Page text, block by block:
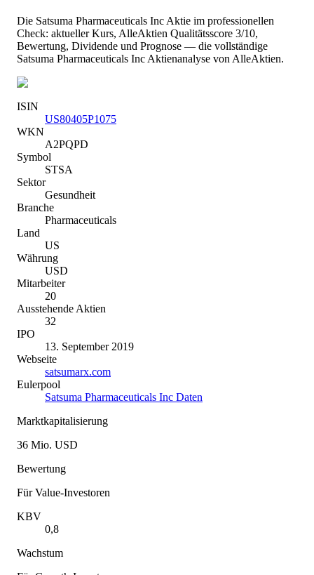
Die Satsuma Pharmaceuticals Inc Aktie im professionellen
Check: aktueller Kurs, AlleAktien Qualitätsscore 3/10,
Bewertung, Dividende und Prognose — die vollständige
Satsuma Pharmaceuticals Inc Aktienanalyse von AlleAktien.
ISIN
US80405P1075
WKN
A2PQPD
Symbol
STSA
Sektor
Gesundheit
Branche
Pharmaceuticals
Land
US
Währung
USD
Mitarbeiter
20
Ausstehende Aktien
32
IPO
13. September 2019
Webseite
satsumarx.com
Eulerpool
Satsuma Pharmaceuticals Inc Daten
Marktkapitalisierung
36 Mio. USD
Bewertung
Für Value-Investoren
KBV
0,8
Wachstum